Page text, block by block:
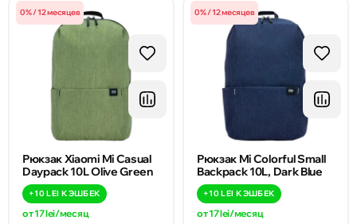
0% / 12 месяцев
Рюкзак Xiaomi Mi Casual
Daypack 10L Olive Green
+10 LEI КЭШБЕК
от 17 lei/месяц
0% / 12 месяцев
Рюкзак Mi Colorful Small
Backpack 10L, Dark Blue
+10 LEI КЭШБЕК
от 17 lei/месяц